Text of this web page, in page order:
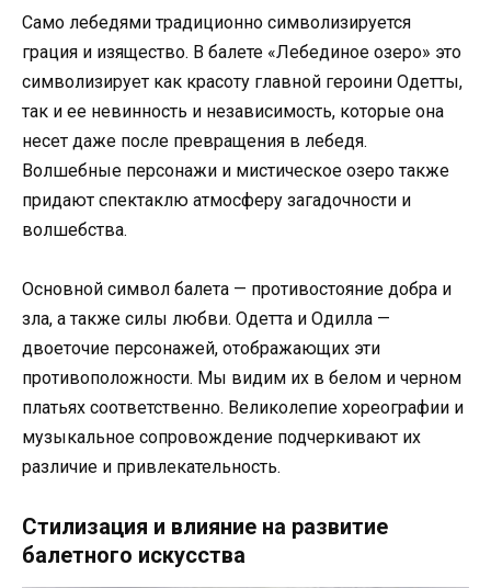
Само лебедями традиционно символизируется
грация и изящество. В балете «Лебединое озеро» это
символизирует как красоту главной героини Одетты,
так и ее невинность и независимость, которые она
несет даже после превращения в лебедя.
Волшебные персонажи и мистическое озеро также
придают спектаклю атмосферу загадочности и
волшебства.
Основной символ балета — противостояние добра и
зла, а также силы любви. Одетта и Одилла —
двоеточие персонажей, отображающих эти
противоположности. Мы видим их в белом и черном
платьях соответственно. Великолепие хореографии и
музыкальное сопровождение подчеркивают их
различие и привлекательность.
Стилизация и влияние на развитие
балетного искусства